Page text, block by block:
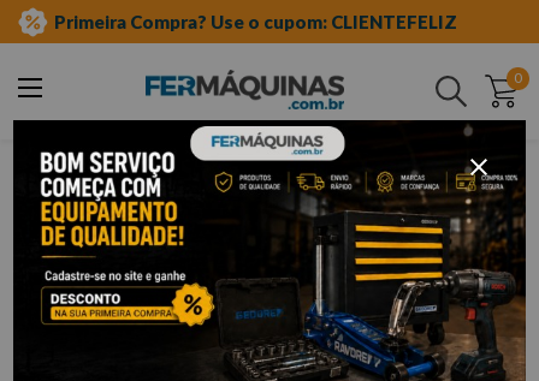
Primeira Compra? Use o cupom: CLIENTEFELIZ
0
Buscar
zmax
ZMAX
Filtrar